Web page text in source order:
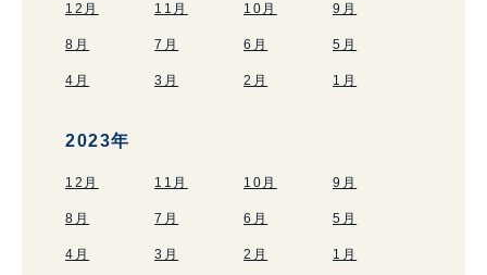
12月 11月 10月 9月
8月 7月 6月 5月
4月 3月 2月 1月
2023年
12月 11月 10月 9月
8月 7月 6月 5月
4月 3月 2月 1月